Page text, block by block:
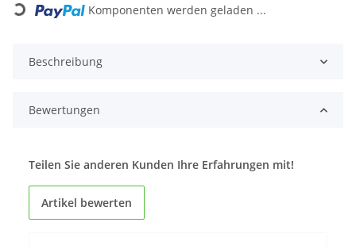
Loading... Komponenten werden geladen ...
Beschreibung
Bewertungen
Teilen Sie anderen Kunden Ihre Erfahrungen mit!
Artikel bewerten